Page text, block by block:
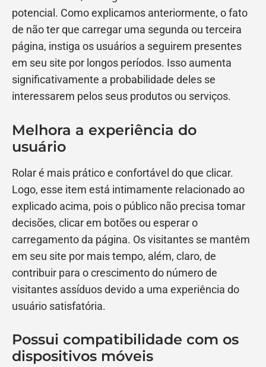
potencial. Como explicamos anteriormente, o fato
de não ter que carregar uma segunda ou terceira
página, instiga os usuários a seguirem presentes
em seu site por longos períodos. Isso aumenta
significativamente a probabilidade deles se
interessarem pelos seus produtos ou serviços.
Melhora a experiência do
usuário
Rolar é mais prático e confortável do que clicar.
Logo, esse item está intimamente relacionado ao
explicado acima, pois o público não precisa tomar
decisões, clicar em botões ou esperar o
carregamento da página. Os visitantes se mantêm
em seu site por mais tempo, além, claro, de
contribuir para o crescimento do número de
visitantes assíduos devido a uma experiência do
usuário satisfatória.
Possui compatibilidade com os
dispositivos móveis